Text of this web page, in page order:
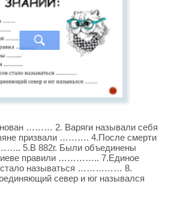
……… 2. Варяги называли себя
призвали ………. 4.После смерти
5.В 882г. Были объединены
правили ………….. 7.Единое
стало называться …………… 8.
север и юг назывался